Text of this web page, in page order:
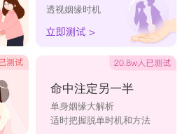
透视姻缘时机
命中注定另一半
单身姻缘大解析
适时把握脱单时机和方法